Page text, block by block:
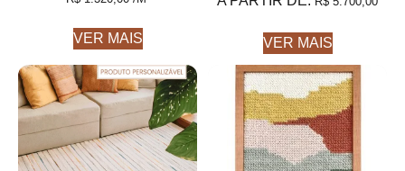
VER MAIS VER MAIS